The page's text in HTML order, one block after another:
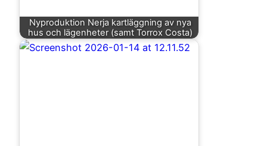
Nyproduktion Nerja kartläggning av nya
hus och lägenheter (samt Torrox Costa)